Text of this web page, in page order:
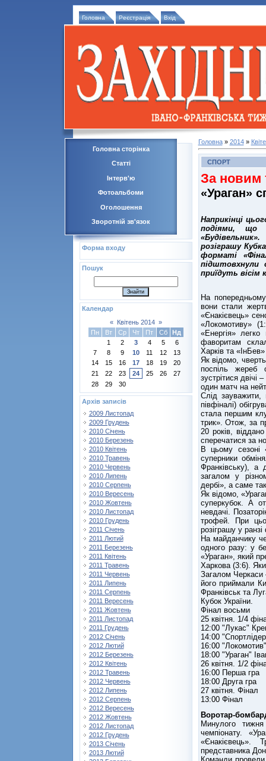
Головна Реєстрація Вхід
Головна сторінка
Статті
Інтерв'ю
Фотоальбоми
Оголошення
Зворотній зв'язок
Форма входу
Пошук
Календар
«
Квітень 2014 »
Пн
Вт Ср Чт Пт Сб
Нд
1
2 3 4 5
6
7
8 9 10 11 12
13
14
15 16 17 18 19
20
21
22 23 24 25 26
27
28
29 30
Архів записів
2009 Листопад
2009 Грудень
2010 Січень
2010 Березень
2010 Квітень
2010 Травень
2010 Червень
2010 Липень
2010 Серпень
2010 Вересень
2010 Жовтень
2010 Листопад
2010 Грудень
2011 Січень
2011 Лютий
2011 Березень
2011 Квітень
2011 Травень
2011 Червень
2011 Липень
2011 Серпень
2011 Вересень
2011 Жовтень
2011 Листопад
2011 Грудень
2012 Січень
2012 Лютий
2012 Березень
2012 Квітень
2012 Травень
2012 Червень
2012 Липень
2012 Серпень
2012 Вересень
2012 Жовтень
2012 Листопад
2012 Грудень
2013 Січень
2013 Лютий
Головна» 2014 »
СПОРТ
За новим
«Ураган»
Наприкінці
подіями, що
розіграшу
форматі
підштовхнули
приїдуть вісім
На
вони стали
«Єнакієвець»
«Локомотиву»
«Енергія»
фаворитам
Харків та
Як відомо,
поспіль жереб
зустрітися двічі
один матч на
Слід зауважити,
півфіналі)
стала першим
трик». Отож, за
20 років,
сперечатися за
В цьому сезоні
суперники
Франківську), а
загалом у
дербі», а саме
Як відомо,
суперкубок. А
невдачі.
трофей. При
розіграшу у
На майданчику
одного разу: у
«Ураган», який
Харкова (3:6).
Загалом Черкаси
його приймали
Франківськ та
Кубок України.
Фінал восьми
25 квітня. 1/4
12:00 "Лукас"
14:00
16:00
18:00 "Ураган"
26 квітня. 1/2
16:00 Перша гра
18:00 Друга гра
27 квітня. Фінал
13:00 Фінал
Воротар-
Минулого тижня
чемпіонату.
«Єнакієвець».
представника